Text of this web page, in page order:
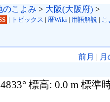
のこよみ > 大阪(大阪府) >
| トピックス | 暦Wiki| 用語解説| こ
前月 |
標高: 0.0 m 標準